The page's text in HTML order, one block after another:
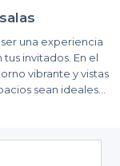
una experiencia
invitados. En el
vibrante y vistas
sean ideales
privadas hasta
la atmósfera
al aire libre
Privateaser
para ti las